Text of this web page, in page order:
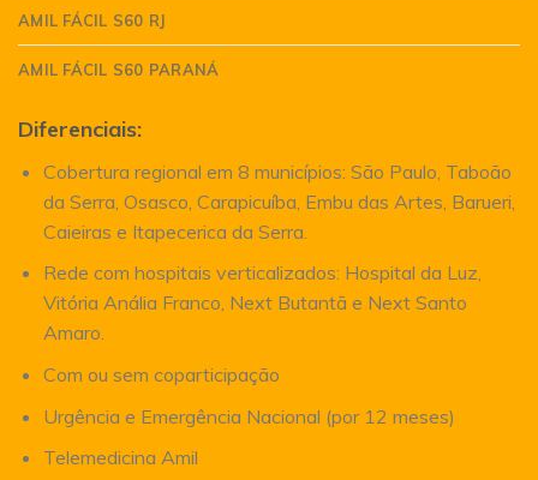
AMIL FÁCIL S60 RJ
AMIL FÁCIL S60 PARANÁ
Diferenciais:
Cobertura regional em 8 municípios: São Paulo, Taboão
da Serra, Osasco, Carapicuíba, Embu das Artes, Barueri,
Caieiras e Itapecerica da Serra.
Rede com hospitais verticalizados: Hospital da Luz,
Vitória Anália Franco, Next Butantã e Next Santo
Amaro.
Com ou sem coparticipação
Urgência e Emergência Nacional (por 12 meses)
Telemedicina Amil